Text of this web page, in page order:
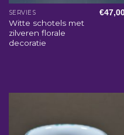
SERVIES
Witte schotels met
zilveren florale
decoratie
€